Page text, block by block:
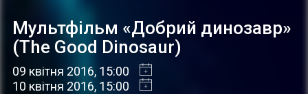
Мультфільм «Добрий динозавр»
(The Good Dinosaur)
09 квітня 2016, 15:00
10 квітня 2016, 15:00